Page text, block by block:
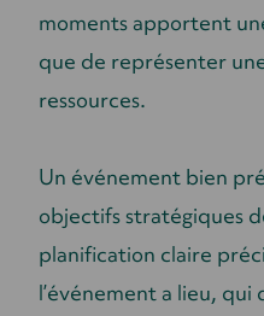
moments apportent
que de représenter
ressources.
Un événement bien
objectifs stratégiques
planification claire
l’événement a lieu,